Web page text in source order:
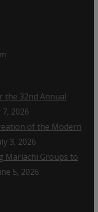
the 32nd Annual
7, 2026
of the Modern
3, 2026
Mariachi Groups to
5, 2026